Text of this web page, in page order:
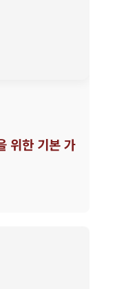
위한 기본 가